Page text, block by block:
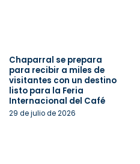
Chaparral se prepara
para recibir a miles de
visitantes con un destino
listo para la Feria
Internacional del Café
29 de julio de 2026